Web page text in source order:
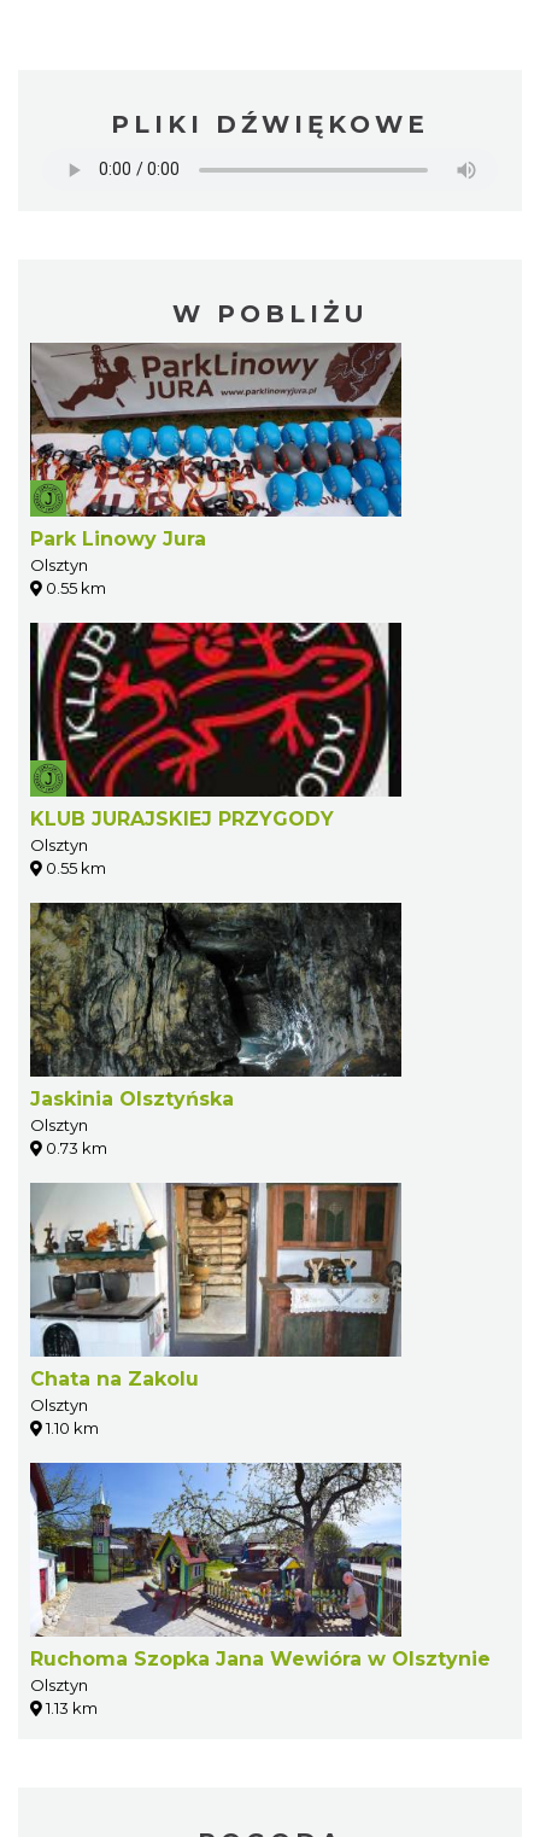
PLIKI DŹWIĘKOWE
W POBLIŻU
Park Linowy Jura
Olsztyn
0.55 km
KLUB JURAJSKIEJ PRZYGODY
Olsztyn
0.55 km
Jaskinia Olsztyńska
Olsztyn
0.73 km
Chata na Zakolu
Olsztyn
1.10 km
Ruchoma Szopka Jana Wewióra w Olsztynie
Olsztyn
1.13 km